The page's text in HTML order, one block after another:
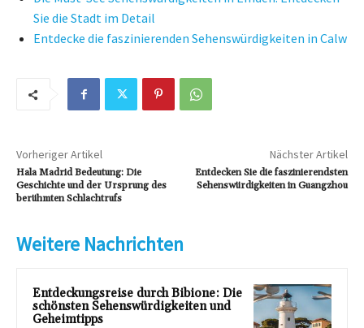
Sie die Stadt im Detail
Entdecke die faszinierenden Sehenswürdigkeiten in Calw
Vorheriger Artikel
Hala Madrid Bedeutung: Die
Geschichte und der Ursprung des
berühmten Schlachtrufs
Nächster Artikel
Entdecken Sie die faszinierendsten
Sehenswürdigkeiten in Guangzhou
Weitere Nachrichten
Entdeckungsreise durch Bibione: Die
schönsten Sehenswürdigkeiten und
Geheimtipps